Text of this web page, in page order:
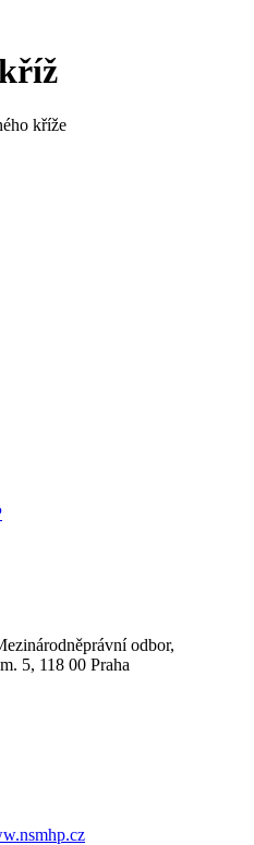
kříže
odbor,
5, 118 00 Praha